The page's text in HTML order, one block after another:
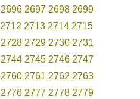
2696 2697 2698 2699
2712 2713 2714 2715
2728 2729 2730 2731
2744 2745 2746 2747
2760 2761 2762 2763
2776 2777 2778 2779